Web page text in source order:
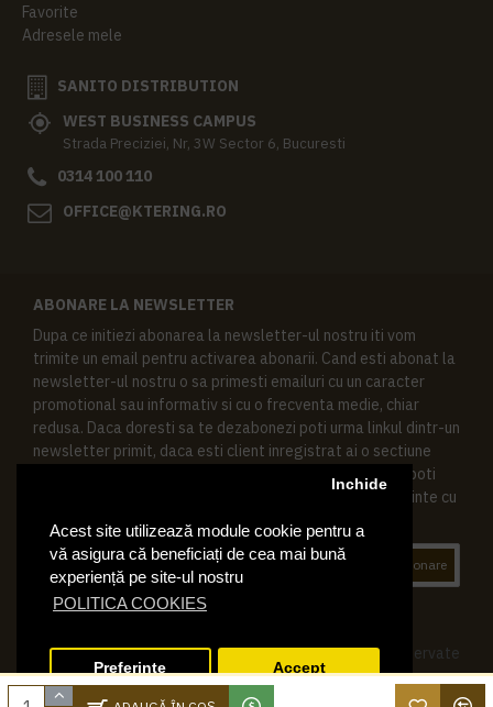
Acest site utilizează module cookie pentru a
vă asigura că beneficiați de cea mai bună
experiență pe site-ul nostru
POLITICA COOKIES
Inchide
Preferinte Accept
Favorite
Adresele mele
SANITO DISTRIBUTION
WEST BUSINESS CAMPUS
Strada Preciziei, Nr, 3W Sector 6, Bucuresti
0314 100 110
OFFICE@KTERING.RO
ABONARE LA NEWSLETTER
Dupa ce initiezi abonarea la newsletter-ul nostru iti vom
trimite un email pentru activarea abonarii. Cand esti abonat la
newsletter-ul nostru o sa primesti emailuri cu un caracter
promotional sau informativ si cu o frecventa medie, chiar
redusa. Daca doresti sa te dezabonezi poti urma linkul dintr-un
newsletter primit, daca esti client inregistrat ai o sectiune
speciala in contul tau in acest scop, si de asemenea ne poti
contacta oricand pe email pentru orice intrebari sau cerinte cu
Abonare
© 2019 Ktering.ro , Toate drepturile rezervate